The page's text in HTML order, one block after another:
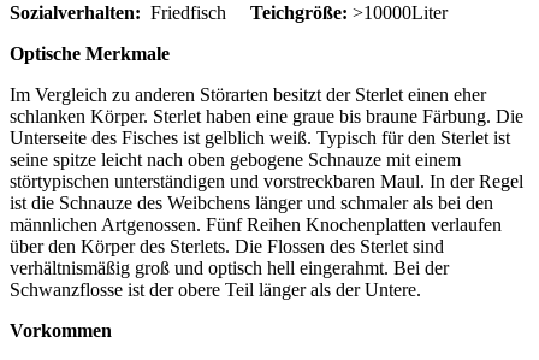
Sozialverhalten: Friedfisch Teichgröße: >10000Liter
Optische Merkmale
Im Vergleich zu anderen Störarten besitzt der Sterlet einen eher
schlanken Körper. Sterlet haben eine graue bis braune Färbung. Die
Unterseite des Fisches ist gelblich weiß. Typisch für den Sterlet ist
seine spitze leicht nach oben gebogene Schnauze mit einem
störtypischen unterständigen und vorstreckbaren Maul. In der Regel
ist die Schnauze des Weibchens länger und schmaler als bei den
männlichen Artgenossen. Fünf Reihen Knochenplatten verlaufen
über den Körper des Sterlets. Die Flossen des Sterlet sind
verhältnismäßig groß und optisch hell eingerahmt. Bei der
Schwanzflosse ist der obere Teil länger als der Untere.
Vorkommen